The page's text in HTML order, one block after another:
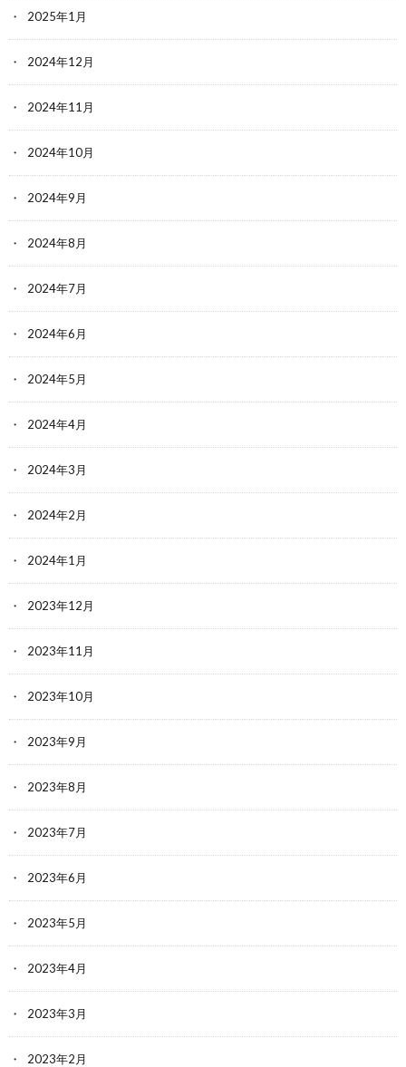
2025年1月
2024年12月
2024年11月
2024年10月
2024年9月
2024年8月
2024年7月
2024年6月
2024年5月
2024年4月
2024年3月
2024年2月
2024年1月
2023年12月
2023年11月
2023年10月
2023年9月
2023年8月
2023年7月
2023年6月
2023年5月
2023年4月
2023年3月
2023年2月